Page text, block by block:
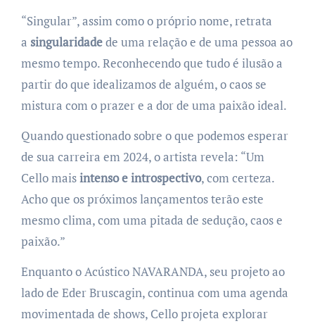
“Singular”, assim como o próprio nome, retrata
a singularidadede uma relação e de uma pessoa ao
mesmo tempo. Reconhecendo que tudo é ilusão a
partir do que idealizamos de alguém, o caos se
mistura com o prazer e a dor de uma paixão ideal.
Quando questionado sobre o que podemos esperar
de sua carreira em 2024, o artista revela: “Um
Cello maisintenso e introspectivo, com certeza.
Acho que os próximos lançamentos terão este
mesmo clima, com uma pitada de sedução, caos e
paixão.”
Enquanto o Acústico NAVARANDA, seu projeto ao
lado de Eder Bruscagin, continua com uma agenda
movimentada de shows, Cello projeta explorar